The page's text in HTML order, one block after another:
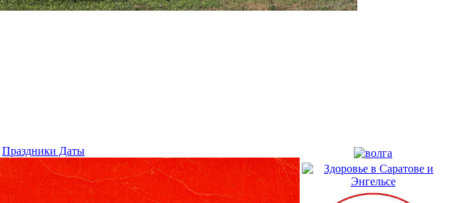
Праздники Даты